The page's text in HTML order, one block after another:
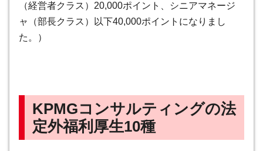
（経営者クラス）20,000ポイント、シニアマネージ
ャ（部長クラス）以下40,000ポイントになりまし
た。）
KPMGコンサルティングの法
定外福利厚生10種